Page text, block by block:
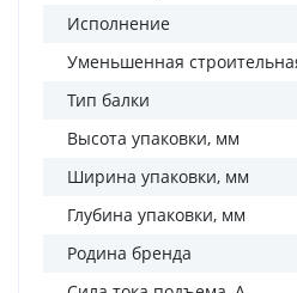
Исполнение
Уменьшенная
Тип балки
Высота упаковки, мм
Ширина упаковки, мм
Глубина упаковки, мм
Родина бренда